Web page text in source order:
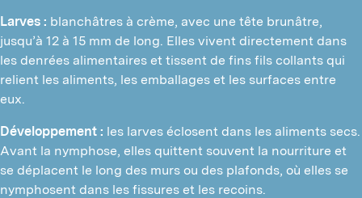
Larves : blanchâtres à crème, avec une tête brunâtre,
jusqu’à 12 à 15 mm de long. Elles vivent directement dans
les denrées alimentaires et tissent de fins fils collants qui
relient les aliments, les emballages et les surfaces entre
eux.
Développement : les larves éclosent dans les aliments secs.
Avant la nymphose, elles quittent souvent la nourriture et
se déplacent le long des murs ou des plafonds, où elles se
nymphosent dans les fissures et les recoins.